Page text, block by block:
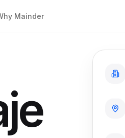
Mainder